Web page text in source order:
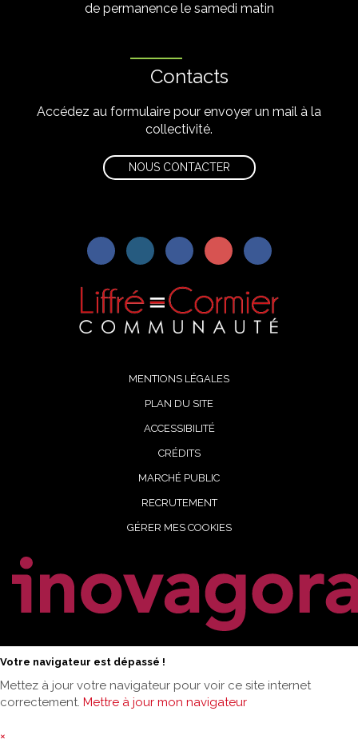
de permanence le samedi matin
Contacts
Accédez au formulaire pour envoyer un mail à la
collectivité.
NOUS CONTACTER
Lien
vers
compte
Facebook
Lien
vers
compte
Instagram
Lien
vers
compte
Linkedin
Lien
vers
chaîne
Youtube
S'aWonner
à
newsletter
MENTIONS LÉGALES
PLAN DU SITE
ACCESSIBILITÉ
CRÉDITS
MARCHÉ PUBLIC
RECRUTEMENT
GÉRER MES COOKIES
Votre navigateur est dépassé !
Mettez à jour votre navigateur pour voir ce site internet
correctement. Mettre à jour mon navigateur
×